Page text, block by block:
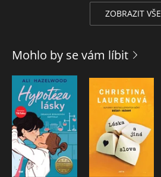
ZOBRAZIT VŠE
Mohlo by se vám líbit